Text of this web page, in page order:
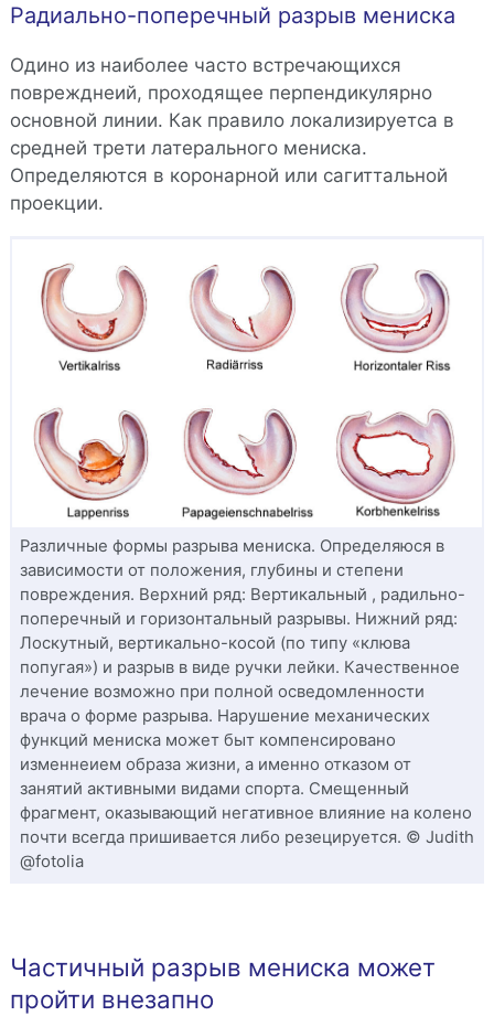
Радиально-поперечный разрыв мениска
Одино из наиболее часто встречающихся
поврежднеий, проходящее перпендикулярно
основной линии. Как правило локализируетса в
средней трети латерального мениска.
Определяются в коронарной или сагиттальной
проекции.
Различные формы разрыва мениска. Определяюся в
зависимости от положения, глубины и степени
повреждения. Верхний ряд: Вертикальный , радильно-
поперечный и горизонтальный разрывы. Нижний ряд:
Лоскутный, вертикально-косой (по типу «клюва
попугая») и разрыв в виде ручки лейки. Качественное
лечение возможно при полной осведомленности
врача о форме разрыва. Нарушение механических
функций мениска может быт компенсировано
изменнеием образа жизни, а именно отказом от
занятий активными видами спорта. Смещенный
фрагмент, оказывающий негативное влияние на колено
почти всегда пришивается либо резецируется. © Judith
@fotolia
Частичный разрыв мениска может
пройти внезапно